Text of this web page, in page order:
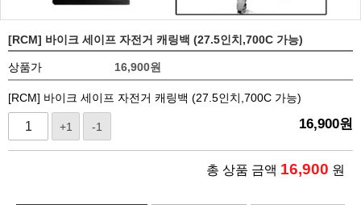
[RCM] 바이크 세이프 자전거 캐링백 (27.5인치,700C 가능)
상품가 16,900원
[RCM] 바이크 세이프 자전거 캐링백 (27.5인치,700C 가능)
+1 -1 16,900원
총 상품 금액 16,900 원